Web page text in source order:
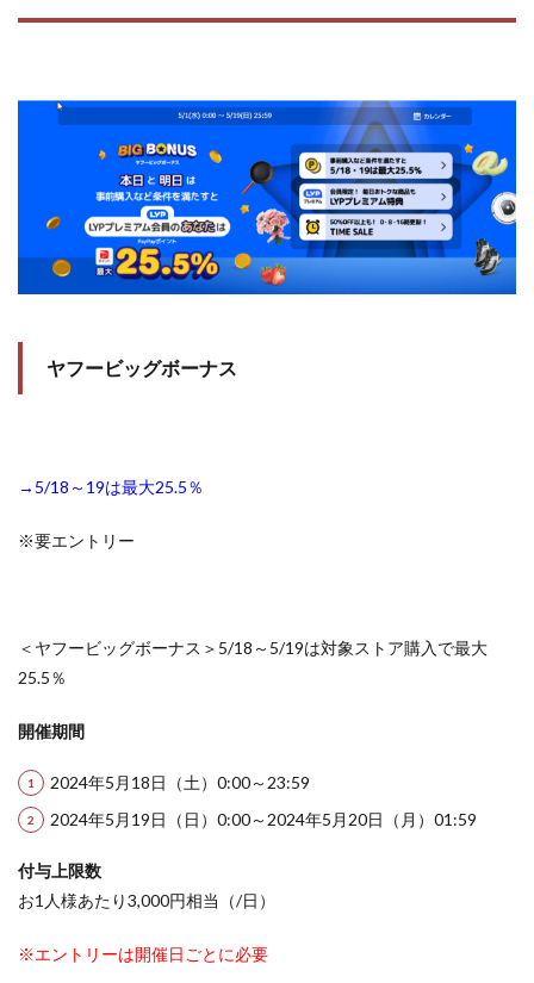
ヤフービッグボーナス
→5/18～19は最大25.5％
※要エントリー
＜ヤフービッグボーナス＞5/18～5/19は対象ストア購入で最大
25.5％
開催期間
2024年5月18日（土）0:00～23:59
2024年5月19日（日）0:00～2024年5月20日（月）01:59
付与上限数
お1人様あたり3,000円相当（/日）
※エントリーは開催日ごとに必要